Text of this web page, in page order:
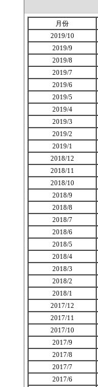
月份
2019/10
2019/9
2019/8
2019/7
2019/6
2019/5
2019/4
2019/3
2019/2
2019/1
2018/12
2018/11
2018/10
2018/9
2018/8
2018/7
2018/6
2018/5
2018/4
2018/3
2018/2
2018/1
2017/12
2017/11
2017/10
2017/9
2017/8
2017/7
2017/6